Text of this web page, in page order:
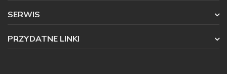
SERWIS
PRZYDATNE LINKI